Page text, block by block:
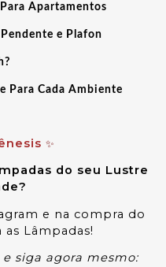
Apartamentos
e Plafon
Para Cada Ambiente
✨
do seu Lustre
e na compra do
as Lâmpadas!
siga agora mesmo: